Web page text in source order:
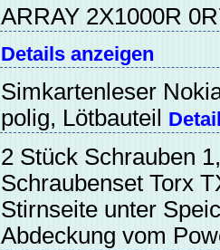
ARRAY 2X1000R
Details anzeigen
Simkartenleser
polig, Lötbauteil
2 Stück Schrauben
Schraubenset Torx
Stirnseite unter
Abdeckung vom